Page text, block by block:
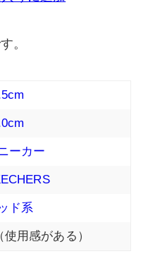
。
ーカー
ド系
使用感がある）